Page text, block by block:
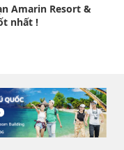
Amarin Resort &
nhất !